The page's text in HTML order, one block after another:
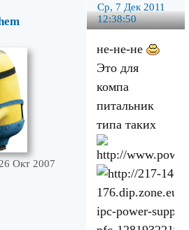
Ср, 7 Дек 2011
12:38:50
Окт 2007
не-не-не
Это для
компа
питальник
типа таких